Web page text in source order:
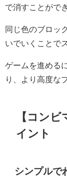
で消すことがで
同じ色のブロッ
いでいくことで
ゲームを進める
り、より高度な
【コン
イント
シンプルで